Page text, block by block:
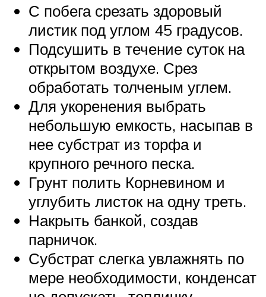
С побега срезать здоровый
листик под углом 45 градусов.
Подсушить в течение суток на
открытом воздухе. Срез
обработать толченым углем.
Для укоренения выбрать
небольшую емкость, насыпав в
нее субстрат из торфа и
крупного речного песка.
Грунт полить Корневином и
углубить листок на одну треть.
Накрыть банкой, создав
парничок.
Субстрат слегка увлажнять по
мере необходимости, конденсат